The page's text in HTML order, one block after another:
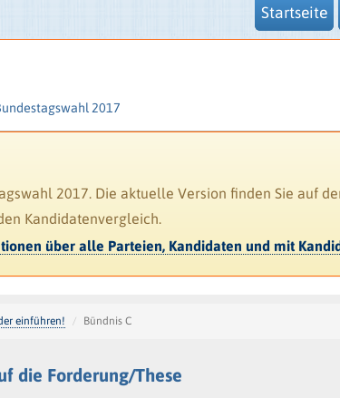
Startseite
2017
2017. Die aktuelle Version finden Sie auf
Kandidatenvergleich.
über alle Parteien, Kandidaten und mit
einführen! Bündnis C
die Forderung/These